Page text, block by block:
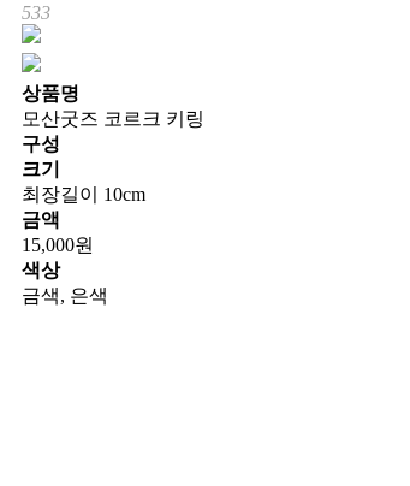
533
상품명
모산굿즈 코르크 키링
구성
크기
최장길이 10cm
금액
15,000원
색상
금색, 은색